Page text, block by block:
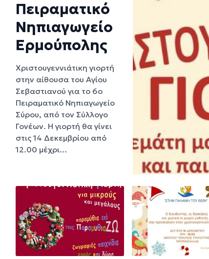
Πειραματικό
Νηπιαγωγείο
Ερμούπολης
Χριστουγεννιάτικη γιορτή
στην αίθουσα του Αγίου
Σεβαστιανού για το 6ο
Πειραματικό Νηπιαγωγείο
Σύρου, από τον Σύλλογο
Γονέων. Η γιορτή θα γίνει
στις 14 Δεκεμβρίου από
12.00 μέχρι…